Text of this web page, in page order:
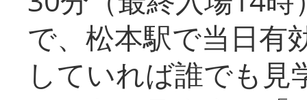
で、松本駅で当日有
していれば誰でも